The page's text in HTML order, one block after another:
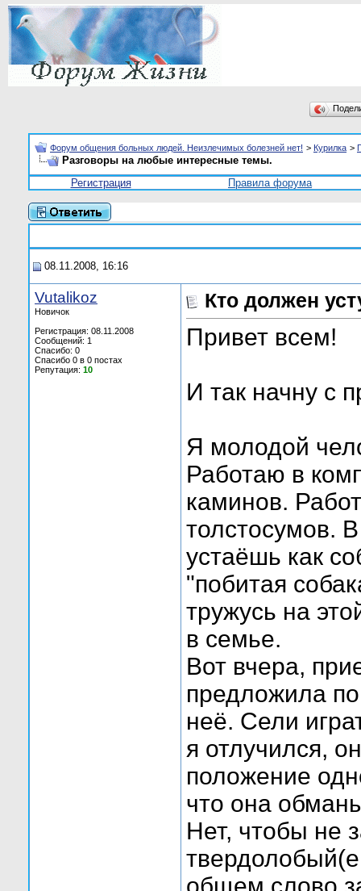
Форум общения больных людей. Неизлечимых болезней нет! > Курилка >
Разговоры на любые интересные темы.
Регистрация
Правила форума
08.11.2008, 16:16
Vutalikoz
Новичок
Регистрация: 08.11.2008
Сообщений: 1
Спасибо: 0
Спасибо 0 в 0 постах
Репутация: 10
Кто должен
Привет всем!
И так начну с
Я молодой
Работаю в
каминов.
толстосумов.
устаёшь как
"побитая
тружусь на
в семье.
Вот вчера,
предложила
неё. Сели
я отлучился,
положение
что она
Нет, чтобы не